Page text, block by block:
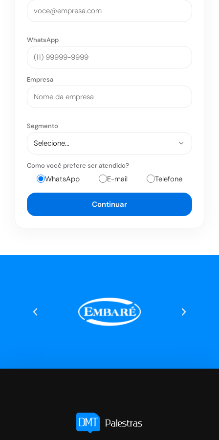
WhatsApp
Empresa
Segmento
Como você prefere ser atendido?
WhatsApp E-mail Telefone
Continuar